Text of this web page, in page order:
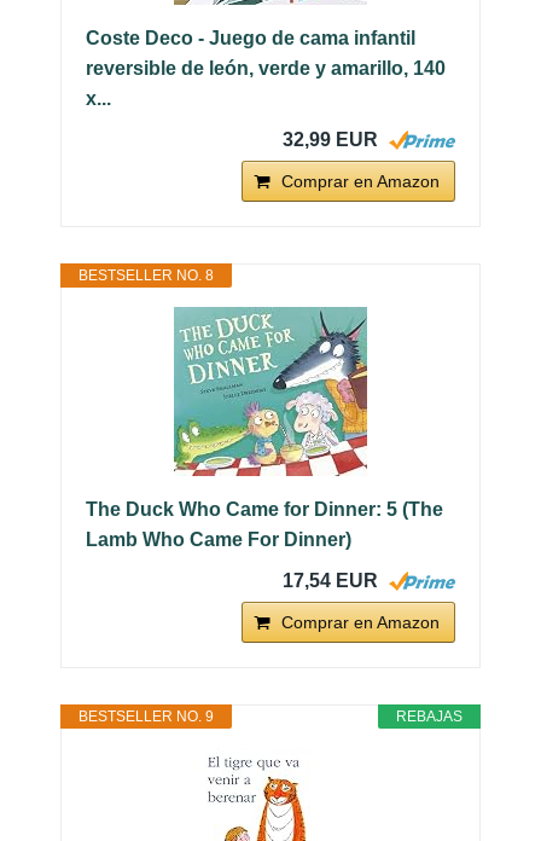
Coste Deco - Juego de cama infantil
reversible de león, verde y amarillo, 140
x...
32,99 EUR
Comprar en Amazon
BESTSELLER NO. 8
The Duck Who Came for Dinner: 5 (The
Lamb Who Came For Dinner)
17,54 EUR
Comprar en Amazon
REBAJAS
BESTSELLER NO. 9